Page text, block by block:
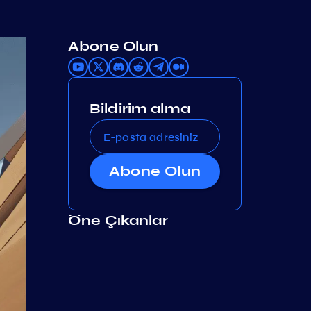
Abone Olun
Bildirim alma
Abone Olun
Öne Çıkanlar